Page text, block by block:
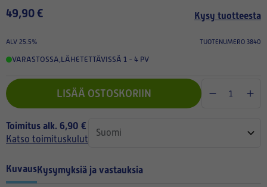
49,90 € Kysy tuotteesta
ALV 25.5% TUOTENUMERO 3840
VARASTOSSA,LÄHETETTÄVISSÄ 1 - 4 PV
LISÄÄ OSTOSKORIIN
Toimitus alk. 6,90 €
Katso toimituskulut
KuvausKysymyksiä ja vastauksia